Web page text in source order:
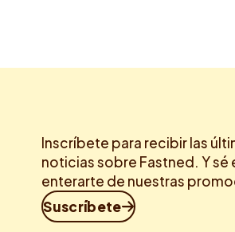
Inscríbete para recibir las
noticias sobre Fastned. Y sé
enterarte de nuestras
Suscríbete